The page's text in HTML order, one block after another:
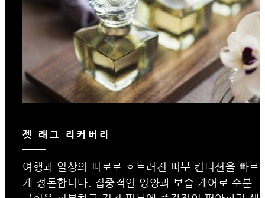
젯 래그 리커버리
여행과 일상의 피로로 흐트러진 피부 컨디션을 빠르
게 정돈합니다. 집중적인 영양과 보습 케어로 수분